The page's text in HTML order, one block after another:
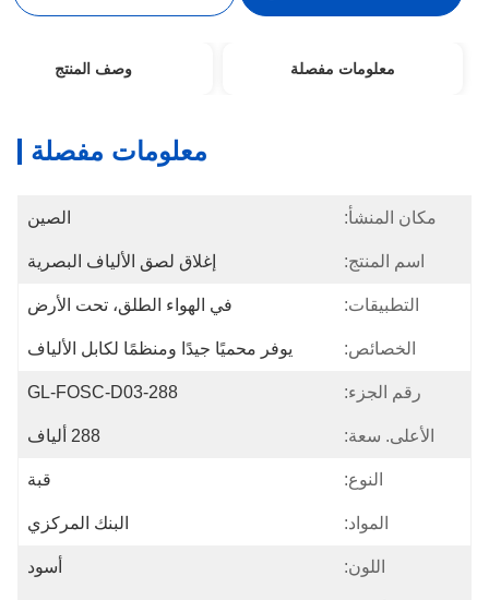
معلومات مفصلة وصف المنتج
معلومات مفصلة
مكان المنشأ: الصين
اسم المنتج: إغلاق لصق الألياف البصرية
التطبيقات: في الهواء الطلق، تحت الأرض
الخصائص: يوفر محميًا جيدًا ومنظمًا لكابل الألياف
رقم الجزء: GL-FOSC-D03-288
الأعلى. سعة: 288 ألياف
النوع: قبة
المواد: البنك المركزي
اللون: أسود